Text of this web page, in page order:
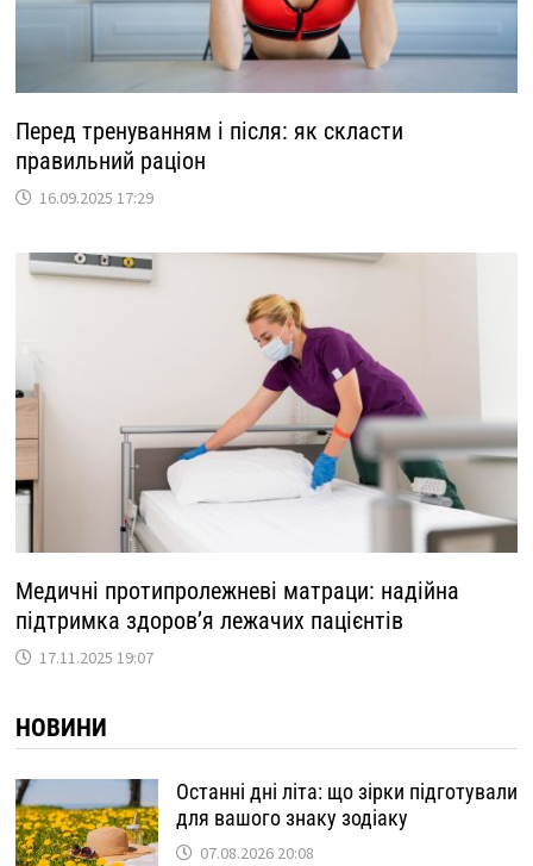
Перед тренуванням і після: як скласти
правильний раціон
16.09.2025 17:29
Медичні протипролежневі матраци: надійна
підтримка здоров’я лежачих пацієнтів
17.11.2025 19:07
НОВИНИ
Останні дні літа: що зірки підготували
для вашого знаку зодіаку
07.08.2026 20:08